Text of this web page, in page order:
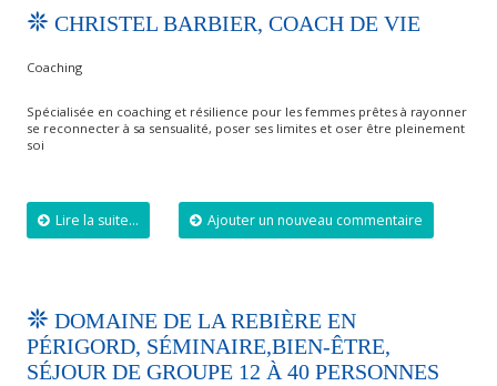
CHRISTEL BARBIER, COACH DE VIE
Coaching
Spécialisée en coaching et résilience pour les femmes prêtes à rayonner
se reconnecter à sa sensualité, poser ses limites et oser être pleinement
soi
Lire la suite... Ajouter un nouveau commentaire
DOMAINE DE LA REBIÈRE EN
PÉRIGORD, SÉMINAIRE,BIEN-ÊTRE,
SÉJOUR DE GROUPE 12 À 40 PERSONNES